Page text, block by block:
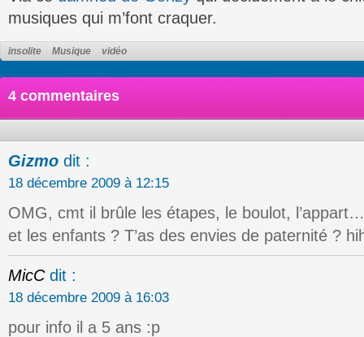
musiques qui m’font craquer.
insolite Musique vidéo
4 commentaires
Gizmo dit :
18 décembre 2009 à 12:15
OMG, cmt il brûle les étapes, le boulot,
et les enfants ? T’as des envies de paternité ?
MicC dit :
18 décembre 2009 à 16:03
pour info il a 5 ans :p